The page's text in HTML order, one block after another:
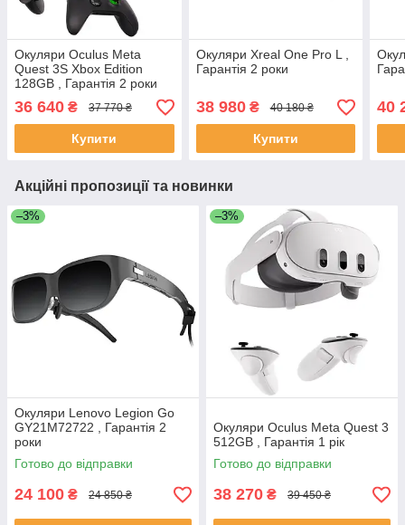
Окуляри Oculus Meta
Quest 3S Xbox Edition
128GB , Гарантія 2 роки
36 640 ₴ 37 770 ₴
Купити
Окуляри Xreal One Pro L ,
Гарантія 2 роки
38 980₴ 40 180 ₴
Купити
40
Акційні пропозиції та новинки
–3%
Окуляри Lenovo Legion Go
GY21M72722 , Гарантія 2
роки
Готово до відправки
24 100 ₴ 24 850 ₴
–3%
Окуляри Oculus Meta Quest 3
512GB , Гарантія 1 рік
Готово до відправки
38 270 ₴ 39 450 ₴